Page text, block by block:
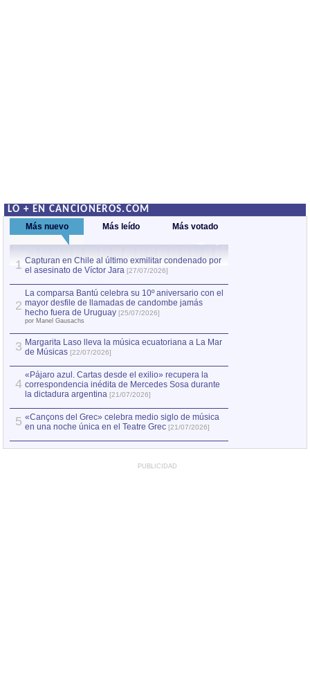
LO + EN CANCIONEROS.COM
Más nuevo Más leído Más votado
1 Capturan en Chile al último exmilitar condenado por
el asesinato de Víctor Jara [27/07/2026]
2
La comparsa Bantú celebra su 10º aniversario con el
mayor desfile de llamadas de candombe jamás
hecho fuera de Uruguay [25/07/2026]
por Manel Gausachs
3 Margarita Laso lleva la música ecuatoriana a La Mar
de Músicas [22/07/2026]
4
«Pájaro azul. Cartas desde el exilio» recupera la
correspondencia inédita de Mercedes Sosa durante
la dictadura argentina [21/07/2026]
5 «Cançons del Grec» celebra medio siglo de música
en una noche única en el Teatre Grec [21/07/2026]
PUBLICIDAD